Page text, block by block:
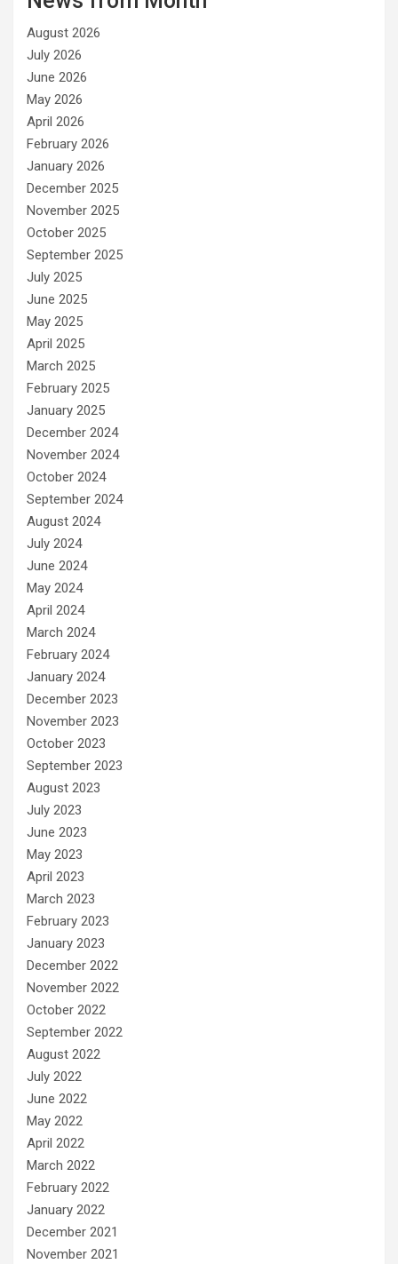
i
e
s
August 2026
July 2026
June 2026
May 2026
April 2026
February 2026
January 2026
December 2025
November 2025
October 2025
September 2025
July 2025
June 2025
May 2025
April 2025
March 2025
February 2025
January 2025
December 2024
November 2024
October 2024
September 2024
August 2024
July 2024
June 2024
May 2024
April 2024
March 2024
February 2024
January 2024
December 2023
November 2023
October 2023
September 2023
August 2023
July 2023
June 2023
May 2023
April 2023
March 2023
February 2023
January 2023
December 2022
November 2022
October 2022
September 2022
August 2022
July 2022
June 2022
May 2022
April 2022
March 2022
February 2022
January 2022
December 2021
November 2021